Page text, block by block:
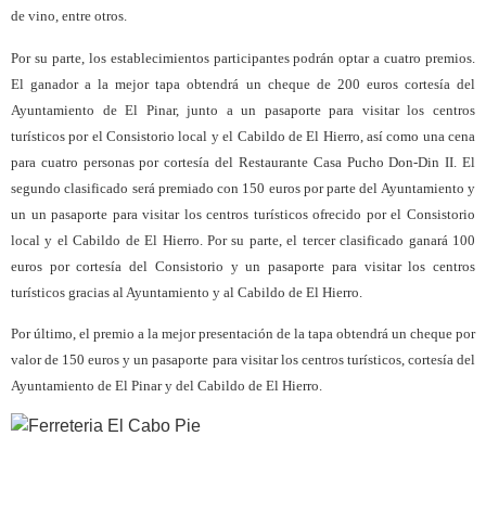
de vino, entre otros.
Por su parte, los establecimientos participantes podrán optar a cuatro premios.
El ganador a la mejor tapa obtendrá un cheque de 200 euros cortesía del
Ayuntamiento de El Pinar, junto a un pasaporte para visitar los centros
turísticos por el Consistorio local y el Cabildo de El Hierro, así como una cena
para cuatro personas por cortesía del Restaurante Casa Pucho Don-Din II. El
segundo clasificado será premiado con 150 euros por parte del Ayuntamiento y
un un pasaporte para visitar los centros turísticos ofrecido por el Consistorio
local y el Cabildo de El Hierro. Por su parte, el tercer clasificado ganará 100
euros por cortesía del Consistorio y un pasaporte para visitar los centros
turísticos gracias al Ayuntamiento y al Cabildo de El Hierro.
Por último, el premio a la mejor presentación de la tapa obtendrá un cheque por
valor de 150 euros y un pasaporte para visitar los centros turísticos, cortesía del
Ayuntamiento de El Pinar y del Cabildo de El Hierro.